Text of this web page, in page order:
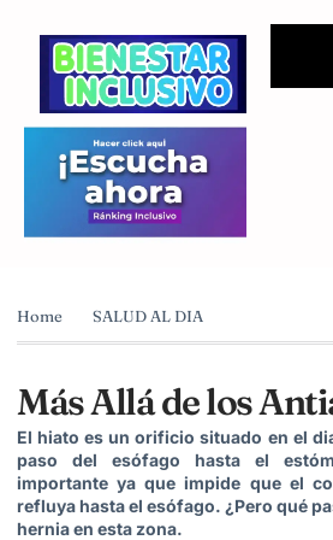
Home SALUD AL DIA
Más Allá de los
El hiato es un orificio situado en el
paso del esófago hasta el
importante ya que impide que el
refluya hasta el esófago. ¿Pero qué
hernia en esta zona.